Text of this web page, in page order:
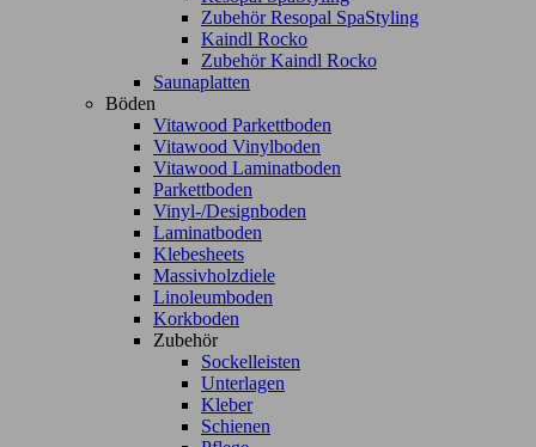
Zubehör Resopal SpaStyling
Kaindl Rocko
Zubehör Kaindl Rocko
Saunaplatten
Böden
Vitawood Parkettboden
Vitawood Vinylboden
Vitawood Laminatboden
Parkettboden
Vinyl-/Designboden
Laminatboden
Klebesheets
Massivholzdiele
Linoleumboden
Korkboden
Zubehör
Sockelleisten
Unterlagen
Kleber
Schienen